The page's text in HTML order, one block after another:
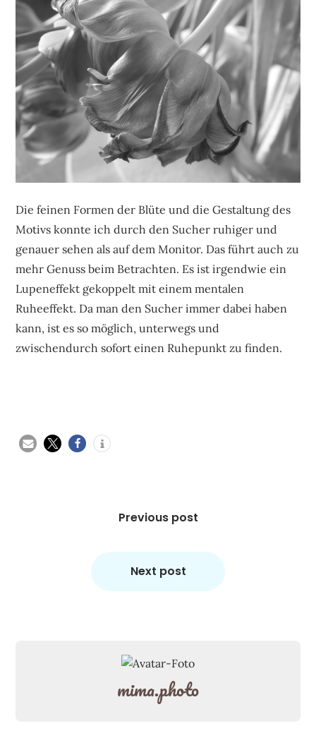
Die feinen Formen der Blüte und die Gestaltung des
Motivs konnte ich durch den Sucher ruhiger und
genauer sehen als auf dem Monitor. Das führt auch zu
mehr Genuss beim Betrachten. Es ist irgendwie ein
Lupeneffekt gekoppelt mit einem mentalen
Ruheeffekt. Da man den Sucher immer dabei haben
kann, ist es so möglich, unterwegs und
zwischendurch sofort einen Ruhepunkt zu finden.
Previous post
Next post
mima.photo